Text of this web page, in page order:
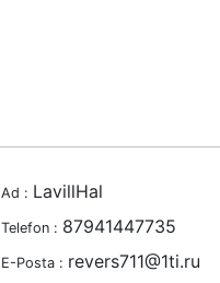
Ad : LavillHal
Telefon : 87941447735
E-Posta : revers711@1ti.ru